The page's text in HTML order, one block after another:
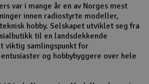
var i mange år en av Norges mest
innen radiostyrte modeller,
hobby. Selskapet utviklet seg fra
til en landsdekkende
viktig samlingspunkt for
og hobbybyggere over hele